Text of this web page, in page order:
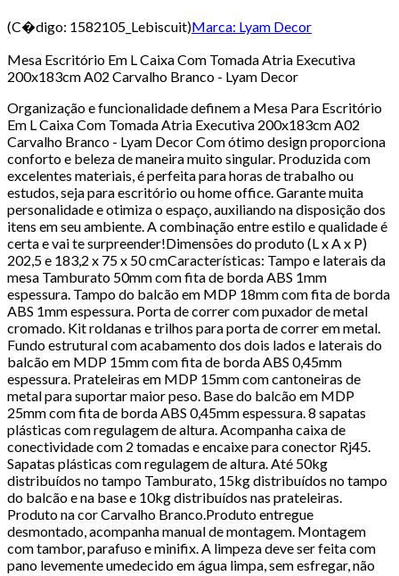
(C�digo: 1582105_Lebiscuit)Marca: Lyam Decor
Mesa Escritório Em L Caixa Com Tomada Atria Executiva
200x183cm A02 Carvalho Branco - Lyam Decor
Organização e funcionalidade definem a Mesa Para Escritório
Em L Caixa Com Tomada Atria Executiva 200x183cm A02
Carvalho Branco - Lyam Decor Com ótimo design proporciona
conforto e beleza de maneira muito singular. Produzida com
excelentes materiais, é perfeita para horas de trabalho ou
estudos, seja para escritório ou home office. Garante muita
personalidade e otimiza o espaço, auxiliando na disposição dos
itens em seu ambiente. A combinação entre estilo e qualidade é
certa e vai te surpreender!Dimensões do produto (L x A x P)
202,5 e 183,2 x 75 x 50 cmCaracterísticas: Tampo e laterais da
mesa Tamburato 50mm com fita de borda ABS 1mm
espessura. Tampo do balcão em MDP 18mm com fita de borda
ABS 1mm espessura. Porta de correr com puxador de metal
cromado. Kit roldanas e trilhos para porta de correr em metal.
Fundo estrutural com acabamento dos dois lados e laterais do
balcão em MDP 15mm com fita de borda ABS 0,45mm
espessura. Prateleiras em MDP 15mm com cantoneiras de
metal para suportar maior peso. Base do balcão em MDP
25mm com fita de borda ABS 0,45mm espessura. 8 sapatas
plásticas com regulagem de altura. Acompanha caixa de
conectividade com 2 tomadas e encaixe para conector Rj45.
Sapatas plásticas com regulagem de altura. Até 50kg
distribuídos no tampo Tamburato, 15kg distribuídos no tampo
do balcão e na base e 10kg distribuídos nas prateleiras.
Produto na cor Carvalho Branco.Produto entregue
desmontado, acompanha manual de montagem. Montagem
com tambor, parafuso e minifix. A limpeza deve ser feita com
pano levemente umedecido em água limpa, sem esfregar, não